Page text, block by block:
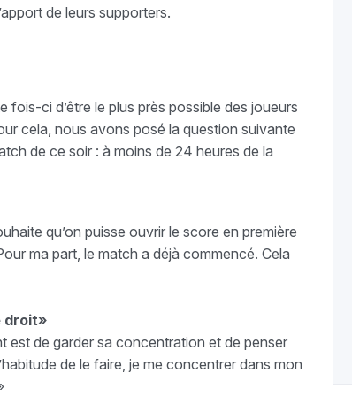
de leurs supporters.
ci d’être le plus près possible des joueurs
cela, nous avons posé la question suivante
de ce soir : à moins de 24 heures de la
qu’on puisse ouvrir le score en première
ma part, le match a déjà commencé. Cela
droit»
est de garder sa concentration et de penser
de le faire, je me concentrer dans mon